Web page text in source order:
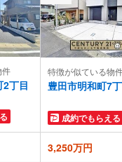
件
2丁目
特徴が似ている物
豊田市明和町7
成約でもらえる
3,250万円